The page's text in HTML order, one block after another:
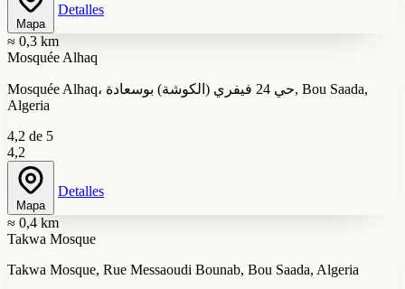
Mapa
Detalles
≈ 0,3 km
Mosquée Alhaq
Mosquée Alhaq، حي 24 فيفري (الكوشة) بوسعادة, Bou Saada,
Algeria
4,2 de 5
4,2
Mapa
Detalles
≈ 0,4 km
Takwa Mosque
Takwa Mosque, Rue Messaoudi Bounab, Bou Saada, Algeria